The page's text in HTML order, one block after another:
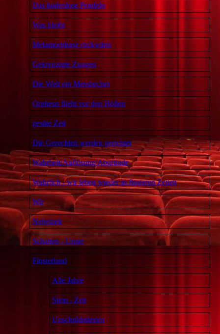
Das bodenlose Pendeln
Was bleibt
Metamorphose rückwärts
Gekreuzigte Zungen
Die Welt ein Messbecher
Orpheus flieht vor den Höllen
gesäte Zeit
Die Gerechten werden gerichtet
Wahrheit/Auflösung/Abgründe
Wahrlich - wir leben wieder in finsteren Zeiten
Wir
Nebelzeit
Schatten - Unser
Finsterland
Alle Jahre
Stein - Zeit
Unschuldmienen